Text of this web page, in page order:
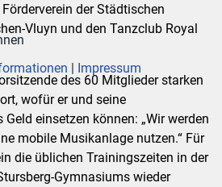
der Städtischen
Vluyn und den Tanzclub Royal
des 60 Mitglieder starken
wofür er und seine
einsetzen können: „Wir werden
mobile Musikanlage nutzen.“ Für
die üblichen Trainingszeiten in der
Gymnasiums wieder
| Impressum